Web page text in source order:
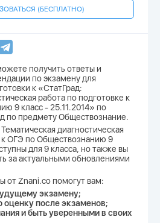
(БЕСПЛАТНО)
получить ответы и
по экзамену для
к «СтатГрад:
работа по подготовке к
9 класс - 25.11.2014» по
по предмету Обществознание.
диагностическая
к ОГЭ по Обществознанию 9
для 9 класса, но также вы
за актуальными обновлениями
от Znani.co помогут вам:
экзамену;
оценку после экзаменов;
и быть уверенными в своих